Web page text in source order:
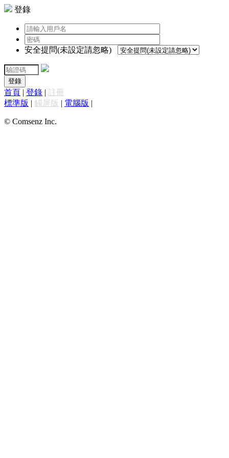
登錄
安全提問(未設定請忽略)
登錄
首頁 | 登錄 | 註冊
標準版 | 觸屏版 | 電腦版 |
© Comsenz Inc.